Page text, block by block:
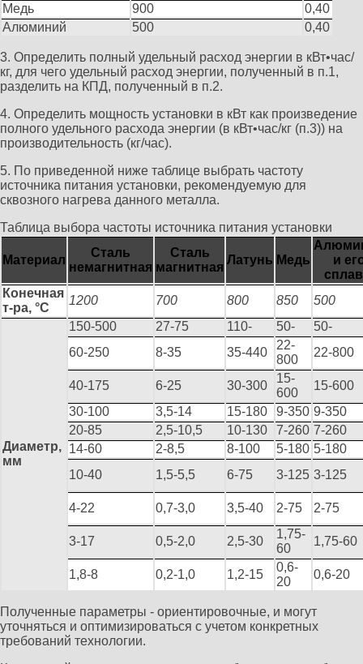
Медь
900
0,40
Алюминий
500 0,40
3. Определить полный удельный расход энергии в кВт•час/
кг, для чего удельный расход энергии, полученный в п.1,
разделить на КПД, полученный в п.2.
4. Определить мощность установки в кВт как произведение
полного удельного расхода энергии (в кВт•час/кг (п.3)) на
производительность (кг/час).
5. По приведенной ниже таблице выбрать частоту
источника питания установки, рекомендуемую для
сквозного нагрева данного металла.
Таблица выбора частоты источника питания установки
Материал
Сталь
немагнитная
Сталь
магнитная
Латунь Медь
и
Конечная
т-ра, °С
1200 700 800 850 500
Диаметр,
мм
150-500 27-75 110- 50-
50-
60-250
8-35 35-440
22-
800
22-800
40-175 6-25 30-300
15-
600
15-600
30-100
3,5-14 15-180 9-350 9-350
20-85
2,5-10,5 10-130 7-260 7-260
14-60
2-8,5 8-100 5-180 5-180
10-40
1,5-5,5 6-75 3-125 3-125
4-22 0,7-3,0 3,5-40 2-75 2-75
3-17 0,5-2,0 2,5-30
1,75-
60
1,75-60
1,8-8 0,2-1,0 1,2-15
0,6-
20
0,6-20
Полученные параметры - ориентировочные, и могут
уточняться и оптимизироваться с учетом конкретных
требований технологии.